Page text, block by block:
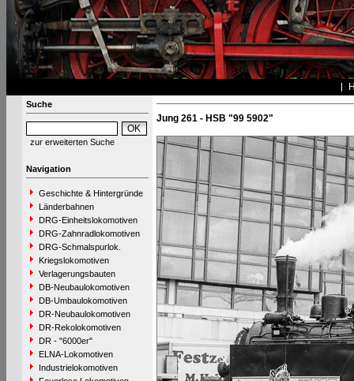
Suche
zur erweiterten Suche
Navigation
Geschichte & Hintergründe
Länderbahnen
DRG-Einheitslokomotiven
DRG-Zahnradlokomotiven
DRG-Schmalspurlok.
Kriegslokomotiven
Verlagerungsbauten
DB-Neubaulokomotiven
DB-Umbaulokomotiven
DR-Neubaulokomotiven
DR-Rekolokomotiven
DR - "6000er"
ELNA-Lokomotiven
Industrielokomotiven
Jung 261 - HSB "99 5902"